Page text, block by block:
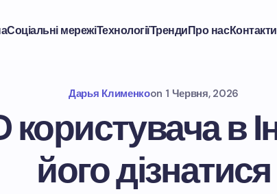
Соціальні мережіТехнологіїТрендиПро насКонтакти
Дарья Клименкоon 1 Червня, 2026
в
його дізнатися